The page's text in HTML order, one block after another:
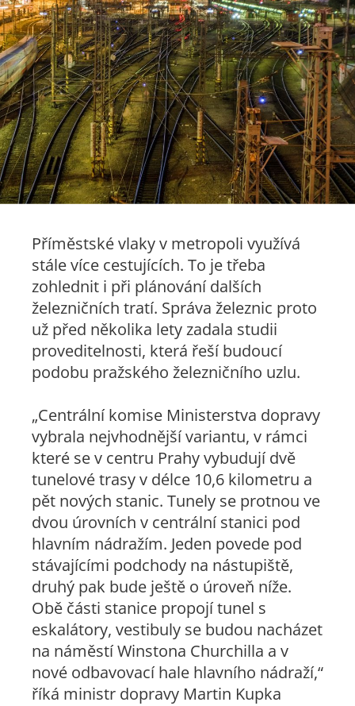
Příměstské vlaky v metropoli využívá
stále více cestujících. To je třeba
zohlednit i při plánování dalších
železničních tratí. Správa železnic proto
už před několika lety zadala studii
proveditelnosti, která řeší budoucí
podobu pražského železničního uzlu.
„Centrální komise Ministerstva dopravy
vybrala nejvhodnější variantu, v rámci
které se v centru Prahy vybudují dvě
tunelové trasy v délce 10,6 kilometru a
pět nových stanic. Tunely se protnou ve
dvou úrovních v centrální stanici pod
hlavním nádražím. Jeden povede pod
stávajícími podchody na nástupiště,
druhý pak bude ještě o úroveň níže.
Obě části stanice propojí tunel s
eskalátory, vestibuly se budou nacházet
na náměstí Winstona Churchilla a v
nové odbavovací hale hlavního nádraží,“
říká ministr dopravy Martin Kupka